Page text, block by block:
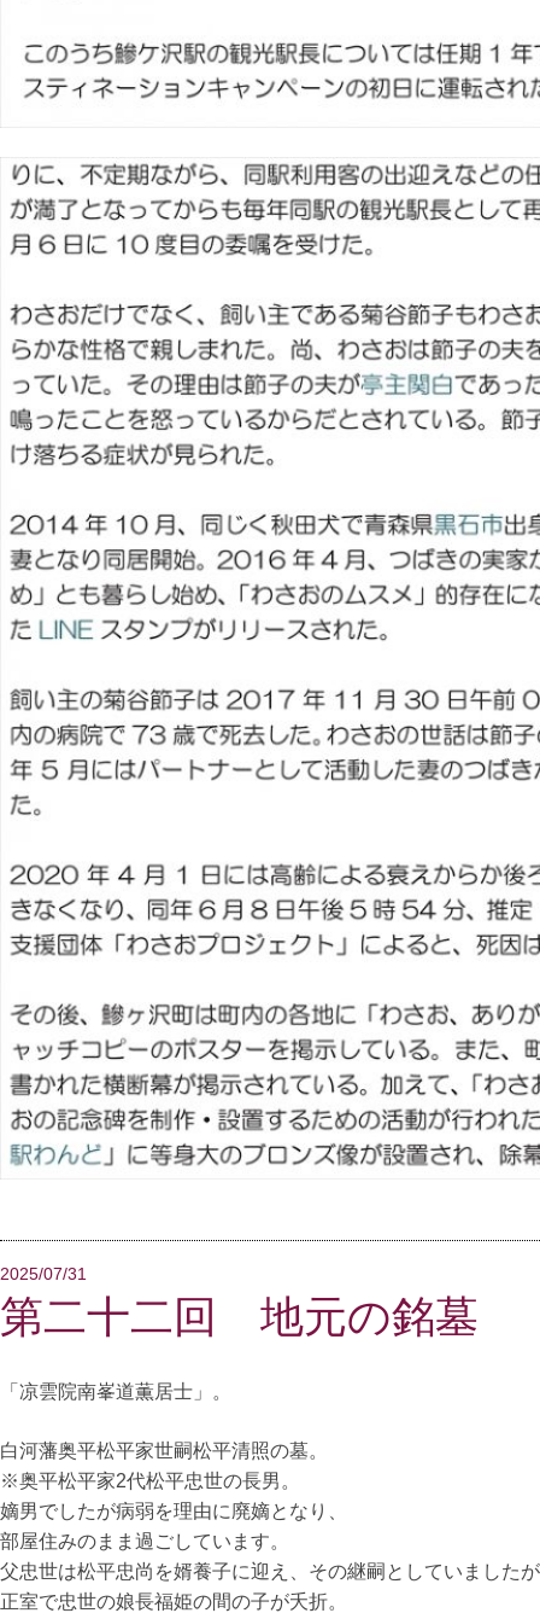
2025/07/31
第二十二回 地元の銘墓
「凉雲院南峯道薫居士」。
白河藩奥平松平家世嗣松平清照の墓。
※奥平松平家2代松平忠世の長男。
嫡男でしたが病弱を理由に廃嫡となり、
部屋住みのまま過ごしています。
父忠世は松平忠尚を婿養子に迎え、その継嗣としていました
正室で忠世の娘長福姫の間の子が夭折。